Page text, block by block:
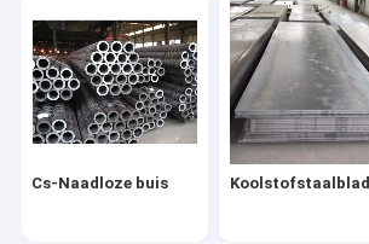
Gegalvaniseerde Staalrol
De Rol van PPGI PPGL
Het Profiel van de staalstructuur
Cs-Naadloze buis Koolstofstaalblad